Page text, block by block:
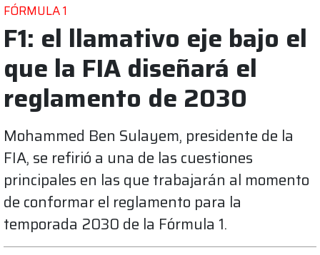
FÓRMULA 1
F1: el llamativo eje bajo el
que la FIA diseñará el
reglamento de 2030
Mohammed Ben Sulayem, presidente de la
FIA, se refirió a una de las cuestiones
principales en las que trabajarán al momento
de conformar el reglamento para la
temporada 2030 de la Fórmula 1.